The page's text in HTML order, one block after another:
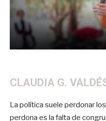
CLAUDIA G.
La política suele perdonar
perdona es la falta de